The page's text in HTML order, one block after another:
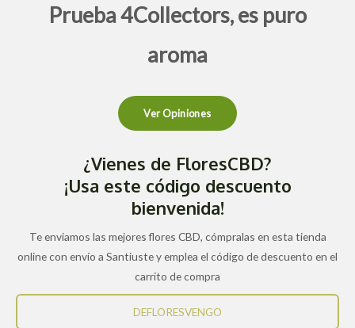
Prueba 4Collectors, es puro
aroma
Ver Opiniones
¿Vienes de FloresCBD?
¡Usa este código descuento
bienvenida!
Te enviamos las mejores flores CBD, cómpralas en esta tienda
online con envío a Santiuste y emplea el código de descuento en el
carrito de compra
DEFLORESVENGO